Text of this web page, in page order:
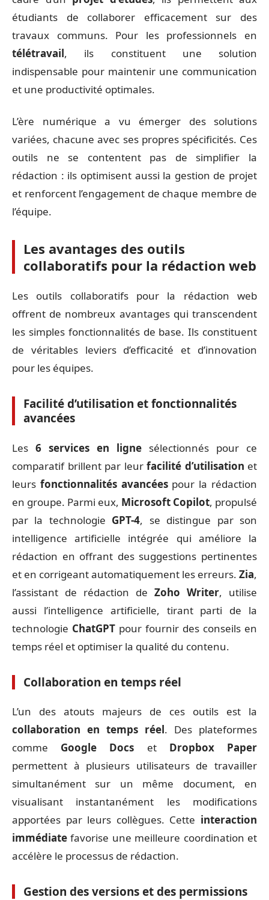
étudiants de collaborer efficacement sur des
travaux communs. Pour les professionnels en
télétravail, ils constituent une solution
indispensable pour maintenir une communication
et une productivité optimales.
L’ère numérique a vu émerger des solutions
variées, chacune avec ses propres spécificités. Ces
outils ne se contentent pas de simplifier la
rédaction : ils optimisent aussi la gestion de projet
et renforcent l’engagement de chaque membre de
l’équipe.
Les avantages des outils
collaboratifs pour la rédaction web
Les outils collaboratifs pour la rédaction web
offrent de nombreux avantages qui transcendent
les simples fonctionnalités de base. Ils constituent
de véritables leviers d’efficacité et d’innovation
pour les équipes.
Facilité d’utilisation et fonctionnalités
avancées
Les 6 services en ligne sélectionnés pour ce
comparatif brillent par leur facilité d’utilisation et
leurs fonctionnalités avancéespour la rédaction
en groupe. Parmi eux, Microsoft Copilot, propulsé
par la technologie GPT-4, se distingue par son
intelligence artificielle intégrée qui améliore la
rédaction en offrant des suggestions pertinentes
et en corrigeant automatiquement les erreurs. Zia,
l’assistant de rédaction de Zoho Writer, utilise
aussi l’intelligence artificielle, tirant parti de la
technologie ChatGPT pour fournir des conseils en
temps réel et optimiser la qualité du contenu.
Collaboration en temps réel
L’un des atouts majeurs de ces outils est la
collaboration en temps réel. Des plateformes
comme Google Docs et Dropbox Paper
permettent à plusieurs utilisateurs de travailler
simultanément sur un même document, en
visualisant instantanément les modifications
apportées par leurs collègues. Cette interaction
immédiate favorise une meilleure coordination et
accélère le processus de rédaction.
Gestion des versions et des permissions